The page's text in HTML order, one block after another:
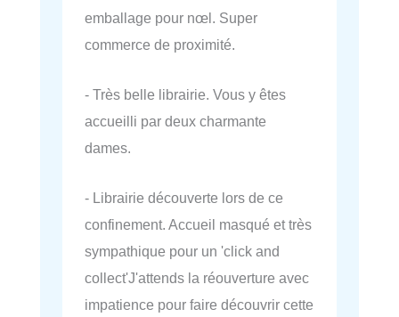
emballage pour nœl. Super
commerce de proximité.
- Très belle librairie. Vous y êtes
accueilli par deux charmante
dames.
- Librairie découverte lors de ce
confinement. Accueil masqué et très
sympathique pour un 'click and
collect'J'attends la réouverture avec
impatience pour faire découvrir cette